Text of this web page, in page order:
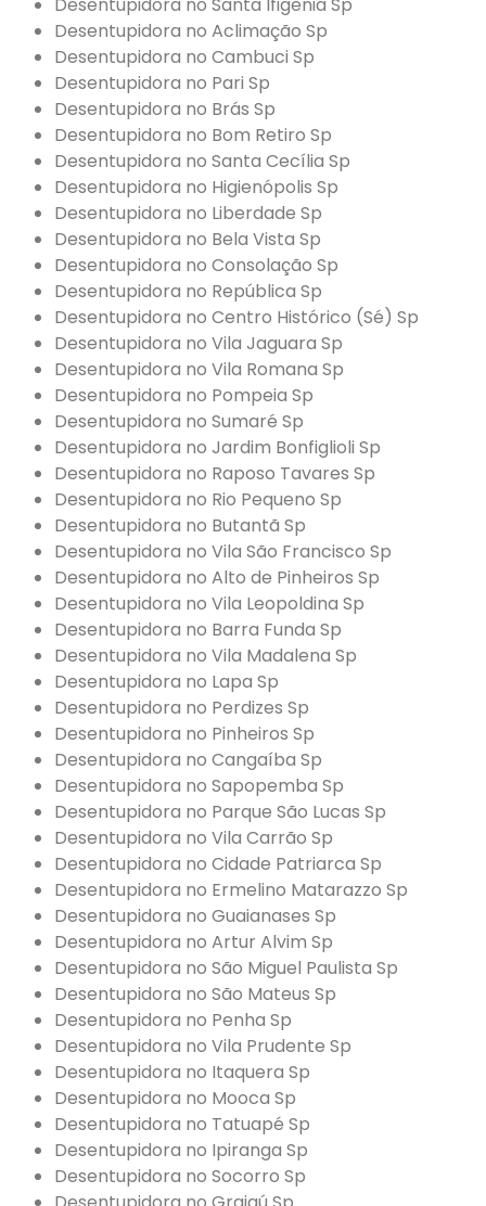
Desentupidora no Santa Ifigênia Sp
Desentupidora no Aclimação Sp
Desentupidora no Cambuci Sp
Desentupidora no Pari Sp
Desentupidora no Brás Sp
Desentupidora no Bom Retiro Sp
Desentupidora no Santa Cecília Sp
Desentupidora no Higienópolis Sp
Desentupidora no Liberdade Sp
Desentupidora no Bela Vista Sp
Desentupidora no Consolação Sp
Desentupidora no República Sp
Desentupidora no Centro Histórico (Sé) Sp
Desentupidora no Vila Jaguara Sp
Desentupidora no Vila Romana Sp
Desentupidora no Pompeia Sp
Desentupidora no Sumaré Sp
Desentupidora no Jardim Bonfiglioli Sp
Desentupidora no Raposo Tavares Sp
Desentupidora no Rio Pequeno Sp
Desentupidora no Butantã Sp
Desentupidora no Vila São Francisco Sp
Desentupidora no Alto de Pinheiros Sp
Desentupidora no Vila Leopoldina Sp
Desentupidora no Barra Funda Sp
Desentupidora no Vila Madalena Sp
Desentupidora no Lapa Sp
Desentupidora no Perdizes Sp
Desentupidora no Pinheiros Sp
Desentupidora no Cangaíba Sp
Desentupidora no Sapopemba Sp
Desentupidora no Parque São Lucas Sp
Desentupidora no Vila Carrão Sp
Desentupidora no Cidade Patriarca Sp
Desentupidora no Ermelino Matarazzo Sp
Desentupidora no Guaianases Sp
Desentupidora no Artur Alvim Sp
Desentupidora no São Miguel Paulista Sp
Desentupidora no São Mateus Sp
Desentupidora no Penha Sp
Desentupidora no Vila Prudente Sp
Desentupidora no Itaquera Sp
Desentupidora no Mooca Sp
Desentupidora no Tatuapé Sp
Desentupidora no Ipiranga Sp
Desentupidora no Socorro Sp